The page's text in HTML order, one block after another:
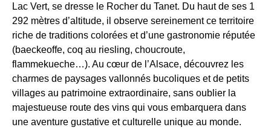
Lac Vert, se dresse le Rocher du Tanet. Du haut de ses 1
292 mètres d’altitude, il observe sereinement ce territoire
riche de traditions colorées et d’une gastronomie réputée
(baeckeoffe, coq au riesling, choucroute,
flammekueche…). Au cœur de l’Alsace, découvrez les
charmes de paysages vallonnés bucoliques et de petits
villages au patrimoine extraordinaire, sans oublier la
majestueuse route des vins qui vous embarquera dans
une aventure gustative et culturelle unique au monde.
7 au
14/02,
28/02 au
7/03/26
574 €
518
€
462
€
343
€
175 €
14 au
28/02/26
763 €
686
€
609
€
455
€
231 €
14 au
22/03/26
462 €
413
€
371
€
280
€
Gratuit
4 au
suffit
d’un
clic
Recevez
tous
les
15
jours,